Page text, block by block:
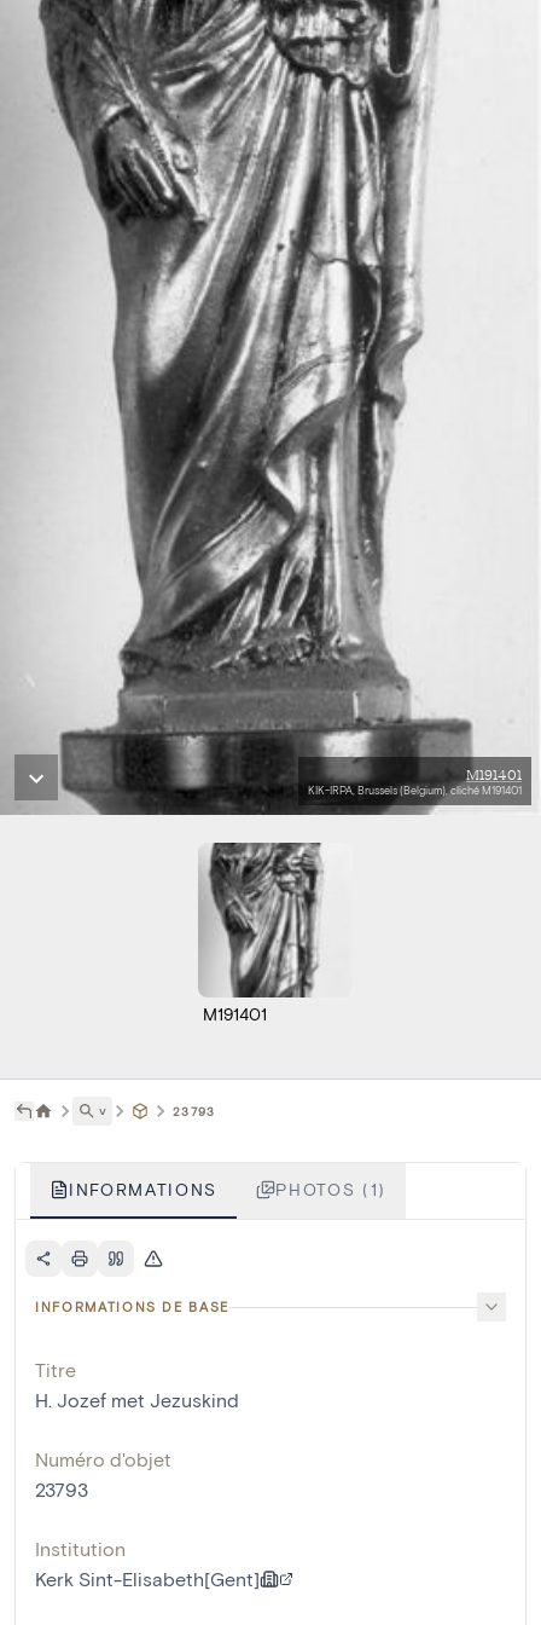
M191401
KIK-IRPA, Brussels (Belgium), cliché M191401
M191401
˅ 23793
INFORMATIONS PHOTOS (1)
INFORMATIONS DE BASE
Titre
H. Jozef met Jezuskind
Numéro d'objet
23793
Institution
Kerk Sint-Elisabeth[Gent]